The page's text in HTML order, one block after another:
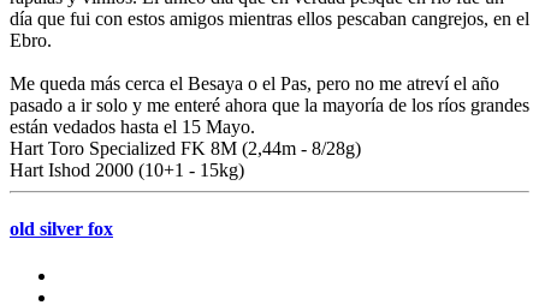
día que fui con estos amigos mientras ellos pescaban cangrejos, en el
Ebro.
Me queda más cerca el Besaya o el Pas, pero no me atreví el año
pasado a ir solo y me enteré ahora que la mayoría de los ríos grandes
están vedados hasta el 15 Mayo.
Hart Toro Specialized FK 8M (2,44m - 8/28g)
Hart Ishod 2000 (10+1 - 15kg)
old silver fox